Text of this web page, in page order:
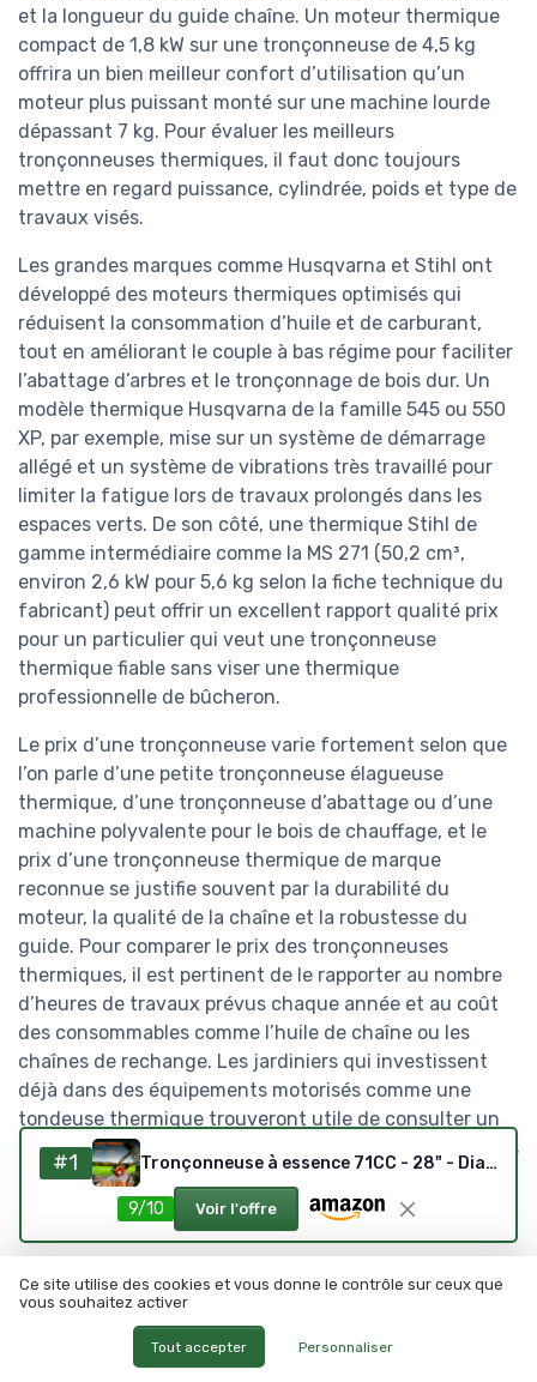
et la longueur du guide chaîne. Un moteur thermique
compact de 1,8 kW sur une tronçonneuse de 4,5 kg
offrira un bien meilleur confort d’utilisation qu’un
moteur plus puissant monté sur une machine lourde
dépassant 7 kg. Pour évaluer les meilleurs
tronçonneuses thermiques, il faut donc toujours
mettre en regard puissance, cylindrée, poids et type de
travaux visés.
Les grandes marques comme Husqvarna et Stihl ont
développé des moteurs thermiques optimisés qui
réduisent la consommation d’huile et de carburant,
tout en améliorant le couple à bas régime pour faciliter
l’abattage d’arbres et le tronçonnage de bois dur. Un
modèle thermique Husqvarna de la famille 545 ou 550
XP, par exemple, mise sur un système de démarrage
allégé et un système de vibrations très travaillé pour
limiter la fatigue lors de travaux prolongés dans les
espaces verts. De son côté, une thermique Stihl de
gamme intermédiaire comme la MS 271 (50,2 cm³,
environ 2,6 kW pour 5,6 kg selon la fiche technique du
fabricant) peut offrir un excellent rapport qualité prix
pour un particulier qui veut une tronçonneuse
thermique fiable sans viser une thermique
professionnelle de bûcheron.
Le prix d’une tronçonneuse varie fortement selon que
l’on parle d’une petite tronçonneuse élagueuse
thermique, d’une tronçonneuse d’abattage ou d’une
machine polyvalente pour le bois de chauffage, et le
prix d’une tronçonneuse thermique de marque
reconnue se justifie souvent par la durabilité du
moteur, la qualité de la chaîne et la robustesse du
guide. Pour comparer le prix des tronçonneuses
thermiques, il est pertinent de le rapporter au nombre
d’heures de travaux prévus chaque année et au coût
des consommables comme l’huile de chaîne ou les
chaînes de rechange. Les jardiniers qui investissent
déjà dans des équipements motorisés comme une
tondeuse thermique trouveront utile de consulter un
comparatif dédié aux meilleures tondeuses thermiques
pour grands jardins, afin d’harmoniser leur parc de
machines thermiques.
Confort d’utilisation, système
de vibrations et ergonomie sur le
#1 Tronçonneuse à essence 71CC - 28" - Diamètre de coupe : 71 cm - Tronconneuse Thermique - Pour bois de chauffage, coupe d'arbre et entretien du jardin - 10 000 tr/min - Réservoir de 550 ml
9/10 Voir l'offre
Ce site utilise des cookies et vous donne le contrôle sur ceux que
vous souhaitez activer
Tout accepter Personnaliser